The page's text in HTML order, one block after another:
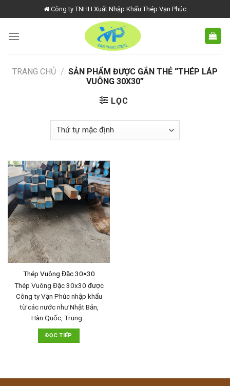
to
content
Công ty TNHH Xuất Nhập Khẩu Thép Vạn Phúc
TRANG CHỦ / SẢN PHẨM ĐƯỢC GẮN THẺ “THÉP LÁP
VUÔNG 30X30”
LỌC
Thép Vuông Đặc 30×30
Thép Vuông Đặc 30x30 được
Công ty Vạn Phúc nhập khẩu
từ các nước như Nhật Bản,
Hàn Quốc, Trung…
ĐỌC TIẾP